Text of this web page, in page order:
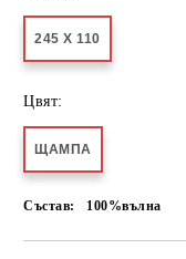
245 X 110
Цвят:
ЩАМПА
Състав: 100%вълна